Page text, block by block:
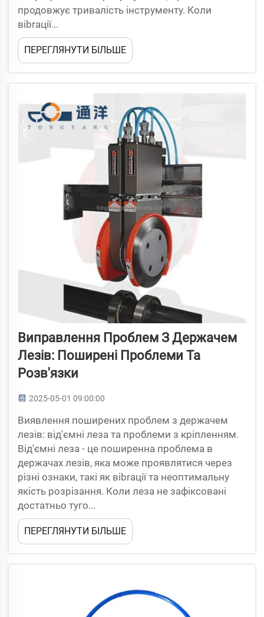
продовжує тривалість інструменту. Коли
вibrації...
ПЕРЕГЛЯНУТИ БІЛЬШЕ
Виправлення Проблем З Держачем
Лезів: Поширені Проблеми Та
Розв'язки
2025-05-01 09:00:00
Виявлення поширених проблем з держачем
лезів: від'ємні леза та проблеми з кріпленням.
Від'ємні леза - це поширенна проблема в
держачах лезів, яка може проявлятися через
різні ознаки, такі як вibrації та неоптимальну
якість розрізання. Коли леза не зафіксовані
достатньо туго...
ПЕРЕГЛЯНУТИ БІЛЬШЕ